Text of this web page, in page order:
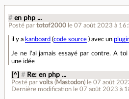
# en php ...
Posté par totof2000 le 07 août 2023 à
il y a kanboard (code source ) avec un
Je ne l'ai jamais essayé par contre. A
une idée
[^] # Re: en php ...
Posté parvolts ( Mastodon) le 07 août
Dernière modification le 07 août 2023 à